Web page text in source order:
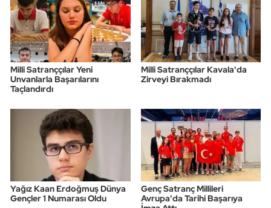
Milli Satranççılar Yeni
Unvanlarla Başarılarını
Taçlandırdı
Milli Satranççılar Kavala'da
Zirveyi Bırakmadı
Yağız Kaan Erdoğmuş Dünya
Gençler 1 Numarası Oldu
Genç Satranç Millileri
Avrupa'da Tarihi Başarıya